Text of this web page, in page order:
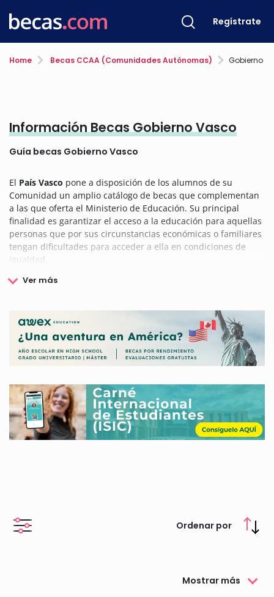
Regístrate
Home Becas CCAA (Comunidades Autónomas) Gobierno
Información Becas Gobierno Vasco
Guía becas Gobierno Vasco
El País Vasco pone a disposición de los alumnos de su
Comunidad un amplio catálogo de becas que complementan
a las que oferta el Ministerio de Educación. Su principal
finalidad es garantizar el acceso a la educación para aquellas
personas que por sus circunstancias económicas o familiares
tengan dificultades para acceder a ella en condiciones de
igualdad.
Entre las becas del País Vasco más destacadas podemos
comedor de diversos niveles de estudio, premios de
excelencia así como becas para estudiar en el extranjero. Las
becas del Gobierno Vasco son muy variadas, cada una con
sus requisitos y condiciones propias que tendrás que
consultar en cada caso.
En esta página encontrarás toda la información sobre las
becas del País Vasco, te contaremos cuáles son las becas del
Gobierno Vasco más populares y te explicaremos todo lo que
debes saber sobre cómo solicitarlas, requisitos y plazos.
Ordenar por
Mostrar más